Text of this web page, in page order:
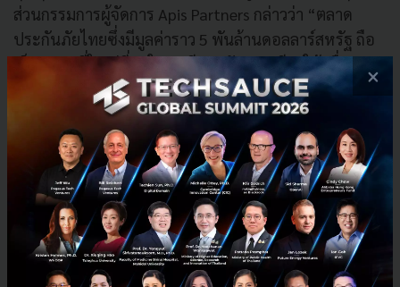
ส่วนกรรมการผู้จัดการ Apis Partners กล่าวว่า “ตลาด
ประกันภัยไทยซึ่งมีมูลค่าราว 5 พันล้านดอลลาร์สหรัฐ ถือ
เป็นตลาดที่ใหญ่ที่สุดในเอเชียตะวันออกเฉียงใต้ เมื่อผนวก
กับภาวะผู้นำที่โดดเด่นของคุณนิโคลัสและทีมงาน ทำให้รู้
ใจเหมาะสมอย่างยิ่งกับแนวทางการลงทุนของทั้ง Apis
และ Asia Partners รู้ใจกำลังเปลี่ยนโฉมอุตสาหกรรมด้วย
การก้าวข้ามโมเดลที่พึ่งพานายหน้าแบบดั้งเดิม และเรา
มั่นใจว่า ด้วยการสนับสนุนอย่างใกล้ชิดจากทีมผู้เชี่ยวชาญ
ด้านการเงินและเทคโนโลยีของ Apis บริษัทจะมีศักยภาพ
เติบโตสู่การเป็นผู้นำตลาดอย่างชัดเจน”
×